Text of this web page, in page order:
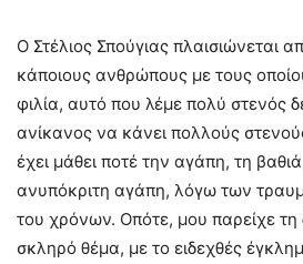
Ο Στέλιος Σπούγιας πλαισιώνεται
κάποιους ανθρώπους με τους
φιλία, αυτό που λέμε πολύ στενός
ανίκανος να κάνει πολλούς
έχει μάθει ποτέ την αγάπη, τη
ανυπόκριτη αγάπη, λόγω των
του χρόνων. Οπότε, μου παρείχε τη
σκληρό θέμα, με το ειδεχθές